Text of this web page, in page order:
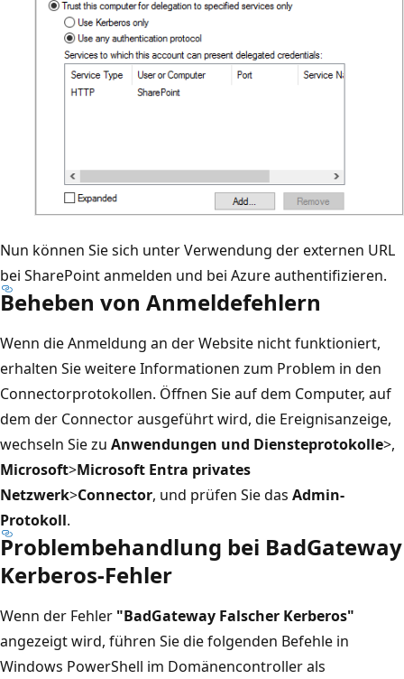
Nun können Sie sich unter Verwendung der externen URL
bei SharePoint anmelden und bei Azure authentifizieren.
Beheben von Anmeldefehlern
Wenn die Anmeldung an der Website nicht funktioniert,
erhalten Sie weitere Informationen zum Problem in den
Connectorprotokollen. Öffnen Sie auf dem Computer, auf
dem der Connector ausgeführt wird, die Ereignisanzeige,
wechseln Sie zu Anwendungen und Diensteprotokolle>,
Microsoft>Microsoft Entra privates
Netzwerk>Connector, und prüfen Sie das Admin-
Protokoll.
Problembehandlung bei BadGateway
Kerberos-Fehler
Wenn der Fehler "BadGateway Falscher Kerberos"
angezeigt wird, führen Sie die folgenden Befehle in
Windows PowerShell im Domänencontroller als